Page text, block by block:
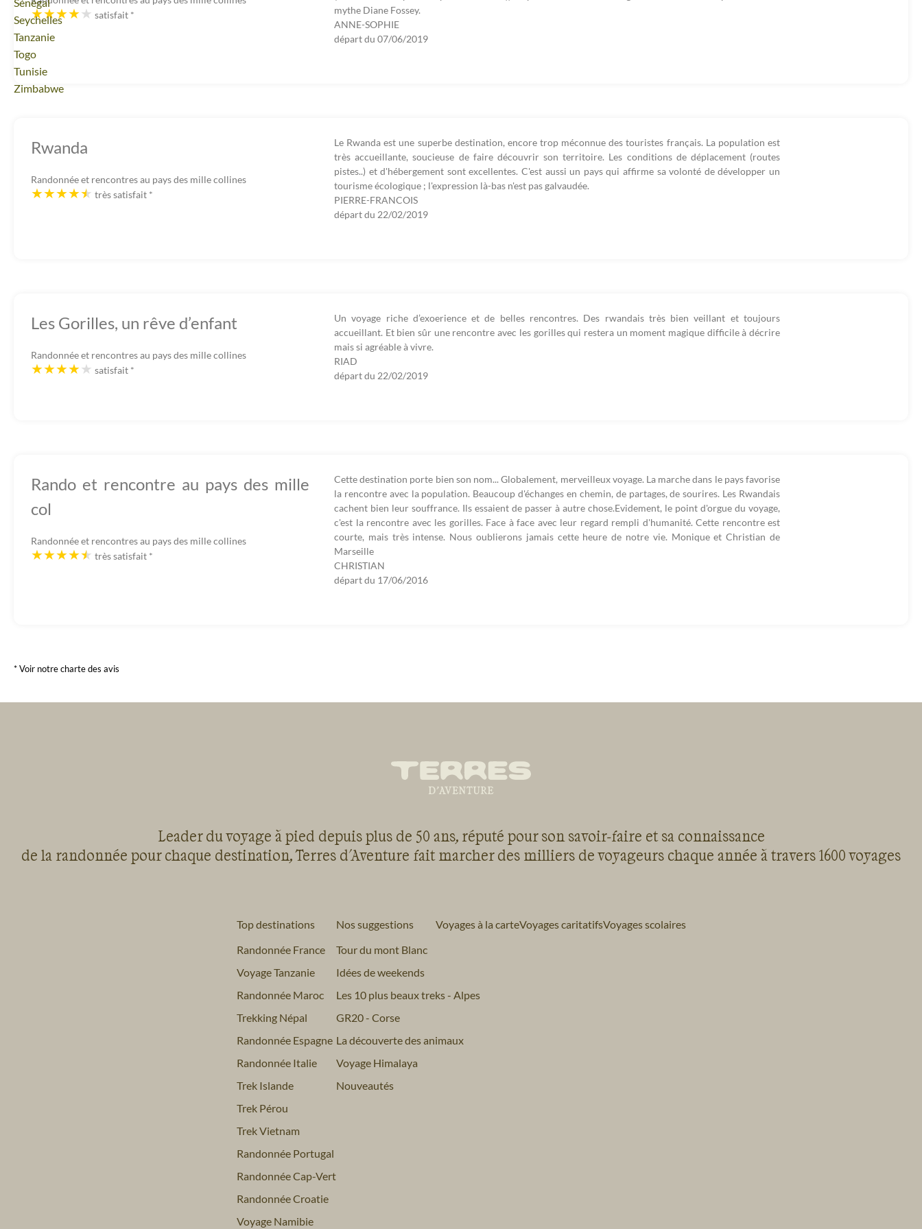
Voyage
Sénégal
Voyage
Seychelles
Voyage
Tanzanie
Voyage
Togo
Voyage
Tunisie
Voyage
Zimbabwe
satisfait *
mythe Diane Fossey.
ANNE-SOPHIE
départ du 07/06/2019
Rwanda
Randonnée et rencontres au pays des mille collines
très satisfait *
Le Rwanda est une superbe destination, encore trop méconnue des touristes français. La population est
très accueillante, soucieuse de faire découvrir son territoire. Les conditions de déplacement (routes
pistes..) et d'hébergement sont excellentes. C'est aussi un pays qui affirme sa volonté de développer un
tourisme écologique ; l'expression là-bas n'est pas galvaudée.
PIERRE-FRANCOIS
départ du 22/02/2019
Les Gorilles, un rêve d’enfant
Randonnée et rencontres au pays des mille collines
satisfait *
Un voyage riche d’exoerience et de belles rencontres. Des rwandais très bien veillant et toujours
accueillant. Et bien sûr une rencontre avec les gorilles qui restera un moment magique difficile à décrire
mais si agréable à vivre.
RIAD
départ du 22/02/2019
Rando et rencontre au pays des mille
col
Randonnée et rencontres au pays des mille collines
très satisfait *
Cette destination porte bien son nom... Globalement, merveilleux voyage. La marche dans le pays favorise
la rencontre avec la population. Beaucoup d'échanges en chemin, de partages, de sourires. Les Rwandais
cachent bien leur souffrance. Ils essaient de passer à autre chose.Evidement, le point d'orgue du voyage,
c'est la rencontre avec les gorilles. Face à face avec leur regard rempli d'humanité. Cette rencontre est
courte, mais très intense. Nous oublierons jamais cette heure de notre vie. Monique et Christian de
Marseille
CHRISTIAN
départ du 17/06/2016
* Voir notre charte des avis
Leader du voyage à pied depuis plus de 50 ans, réputé pour son savoir-faire et sa connaissance
de la randonnée pour chaque destination, Terres d'Aventure fait marcher des milliers de voyageurs chaque année à travers 1600 voyages
Top destinations
Randonnée France
Voyage Tanzanie
Randonnée Maroc
Trekking Népal
Randonnée Espagne
Randonnée Italie
Trek Islande
Trek Pérou
Trek Vietnam
Randonnée Portugal
Randonnée Cap-Vert
Randonnée Croatie
Voyage Namibie
Nos suggestions
Tour du mont Blanc
Idées de weekends
Les 10 plus beaux treks - Alpes
GR20 - Corse
La découverte des animaux
Voyage Himalaya
Nouveautés
Voyages à la carteVoyages caritatifsVoyages scolaires